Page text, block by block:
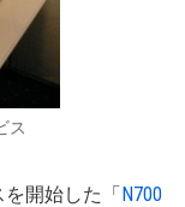
ス
を開始した「N700